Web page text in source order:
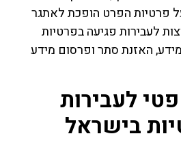
פרטיות הפרט הופכת לאתגר
לעבירות פגיעה בפרטיות
האזנת סתר ופרסום מידע
לעבירות
בישראל